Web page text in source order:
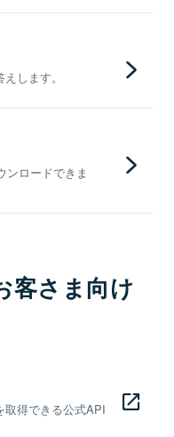
します。
ンロードできま
客さま向け
取得できる公式API